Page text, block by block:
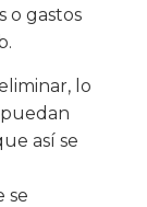
o gastos
lo
así se
se